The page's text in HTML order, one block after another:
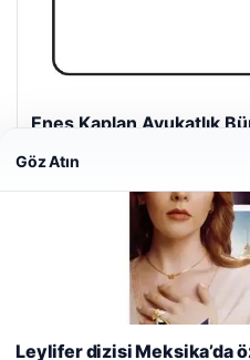
Trend Yapı Akustik
© 2026 Yurt Gazete
Web sitemizi nasıl
deneyiminizi kişiselleştirmek
Göz Atın
Leylifer dizisi Meksika’da